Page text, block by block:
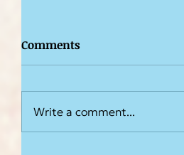
Comments
Write a comment...